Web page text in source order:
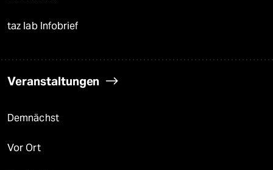
taz lab Infobrief
Veranstaltungen
Demnächst
Vor Ort